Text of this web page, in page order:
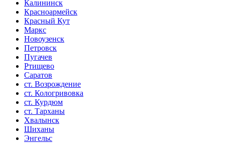
Калининск
Красноармейск
Красный Кут
Маркс
Новоузенск
Петровск
Пугачев
Ртищево
Саратов
ст. Возрождение
ст. Кологривовка
ст. Курдюм
ст. Тарханы
Хвалынск
Шиханы
Энгельс